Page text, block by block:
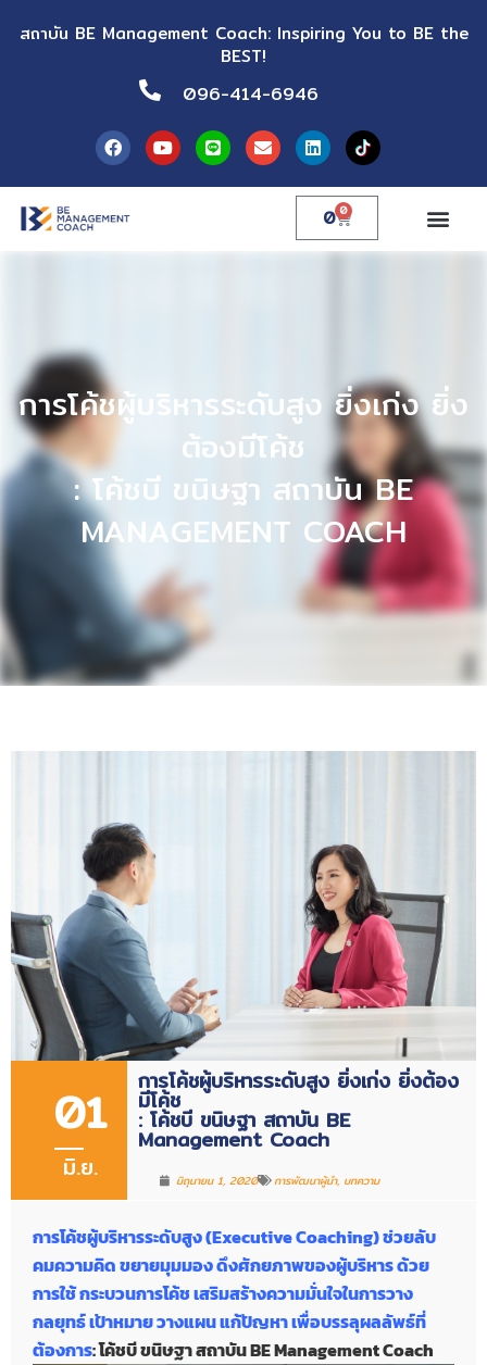
สถาบัน BE Management Coach: Inspiring You to BE the
BEST!
096-414-6946
0 0
การโค้ชผู้บริหารระดับสูง ยิ่งเก่ง ยิ่ง
ต้องมีโค้ช
: โค้ชบี ขนิษฐา สถาบัน BE
MANAGEMENT COACH
01
มิ.ย.
การโค้ชผู้บริหารระดับสูง ยิ่งเก่ง ยิ่งต้อง
มีโค้ช
: โค้ชบี ขนิษฐา สถาบัน BE
Management Coach
มิถุนายน 1, 2020 การพัฒนาผู้นำ, บทความ
การโค้ชผู้บริหารระดับสูง (Executive Coaching) ช่วยลับ
คมความคิด ขยายมุมมอง ดึงศักยภาพของผู้บริหาร ด้วย
การใช้ กระบวนการโค้ช เสริมสร้างความมั่นใจในการวาง
กลยุทธ์ เป้าหมาย วางแผน แก้ปัญหา เพื่อบรรลุผลลัพธ์ที่
ต้องการ: โค้ชบี ขนิษฐา สถาบัน BE Management Coach